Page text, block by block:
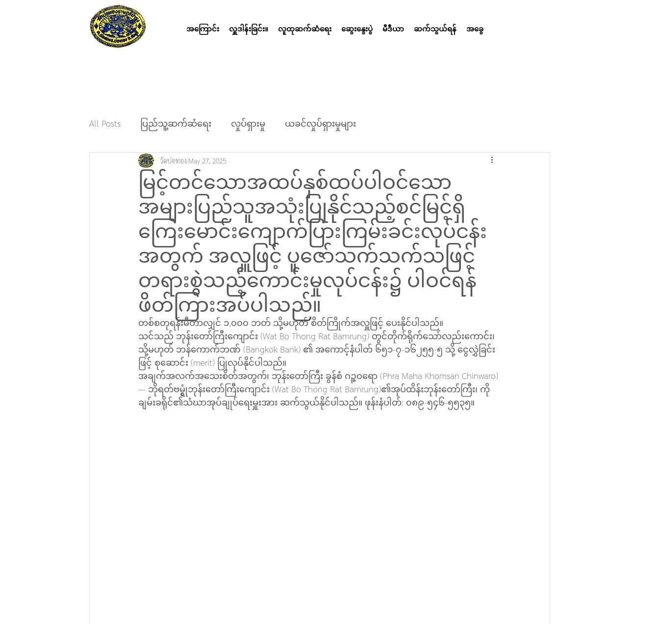
အကြောင်း လှူဒါန်းခြင်း။ လူထုဆက်ဆံရေး ဆွေးနွေးပွဲ မီဒီယာ ဆက်သွယ်ရန် အခွေ
All Posts ပြည်သူ့ဆက်ဆံရေး လှုပ်ရှားမှု ယခင်လှုပ်ရှားမှုများ
မြင့်တင်သောအထပ်နှစ်ထပ်ပါဝင်သော
အများပြည်သူအသုံးပြုနိုင်သည့်စင်မြင့်ရှိ
ကြေးမောင်းကျောက်ပြားကြမ်းခင်းလုပ်ငန်း
အတွက် အလှူဖြင့် ပူဇော်သက်သက်သဖြင့်
တရားစွဲသည့်ကောင်းမှုလုပ်ငန်း၌ ပါဝင်ရန်
ဖိတ်ကြားအပ်ပါသည်။
วัดบ่อทอง May 27, 2025
တစ်စတုရန်းမီတာလျှင် ၁,၀၀၀ ဘတ် သို့မဟုတ် စိတ်ကြိုက်အလှူဖြင့် ပေးနိုင်ပါသည်။
သင်သည် ဘုန်းတော်ကြီးကျောင်း (Wat Bo Thong Rat Bamrung) တွင်တိုက်ရိုက်သော်လည်းကောင်း၊
သို့မဟုတ် ဘန်ကောက်ဘဏ် (Bangkok Bank) ၏ အကောင့်နံပါတ် ၆၅၁-၇-၁၆၂၅၅-၅ သို့ ငွေလွှဲခြင်း
ဖြင့် စုဆောင်း (merit) ပြုလုပ်နိုင်ပါသည်။
အချက်အလက်အသေးစိတ်အတွက်၊ ဘုန်းတော်ကြီး ခွန်စံ ဂဉ္ဇဝရော (Phra Maha Khomsan Chinwaro)
— ဘိုရတ်ဗမ္ရွုံဘုန်းတော်ကြီးကျောင်း (Wat Bo Thong Rat Bamrung)၏အုပ်ထိန်းဘုန်းတော်ကြီး၊ ကို
ချမ်းခရိုင်၏သံဃာအုပ်ချုပ်ရေးမှူးအား ဆက်သွယ်နိုင်ပါသည်။ ဖုန်းနံပါတ်: ၀၈၉-၅၄၆-၅၅၃၅။